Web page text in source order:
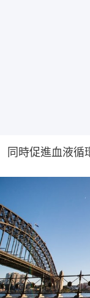
同時促進血液循